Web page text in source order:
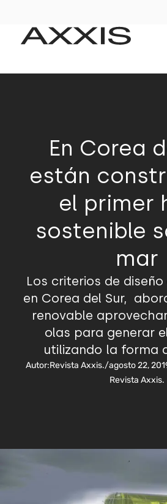
En Corea
están
el primer
sostenible
mar
Los criterios de
en Corea del Sur,
renovable
olas para generar
utilizando la forma
Autor:Revista Axxis./agosto 22,
Revista Axxis.